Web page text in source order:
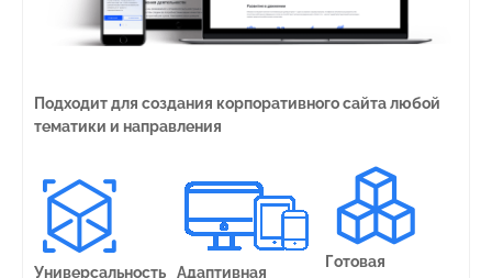
Подходит для создания корпоративного сайта любой
тематики и направления
Универсальность Адаптивная
Готовая